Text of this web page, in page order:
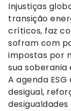
Injustiças
transição
críticos, faz
sofram com
impostas por
sua soberania
A agenda
desigual,
desigualdades